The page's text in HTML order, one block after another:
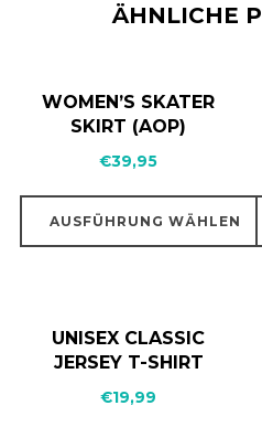
ÄHNLICHE
WOMEN’S SKATER
SKIRT (AOP)
€39,95
AUSFÜHRUNG WÄHLEN
UNISEX CLASSIC
JERSEY T-SHIRT
€19,99